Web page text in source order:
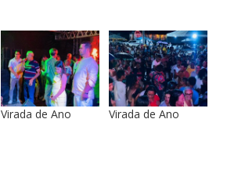
Virada de Ano Virada de Ano